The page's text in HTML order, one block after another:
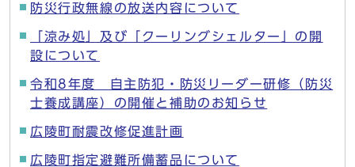
防災行政無線の放送内容について
「涼み処」及び「クーリングシェルター」の開
設について
令和8年度 自主防犯・防災リーダー研修（防災
士養成講座）の開催と補助のお知らせ
広陵町耐震改修促進計画
広陵町指定避難所備蓄品について